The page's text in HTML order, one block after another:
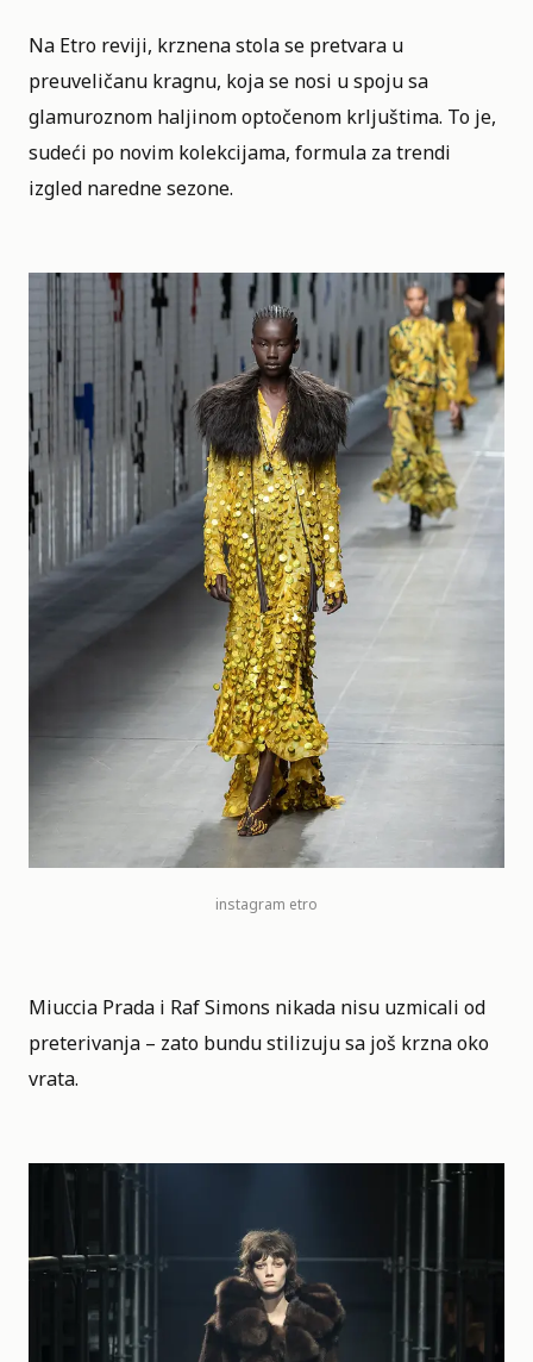
Na Etro reviji, krznena stola se pretvara u
preuveličanu kragnu, koja se nosi u spoju sa
glamuroznom haljinom optočenom krljuštima. To je,
sudeći po novim kolekcijama, formula za trendi
izgled naredne sezone.
instagram etro
Miuccia Prada i Raf Simons nikada nisu uzmicali od
preterivanja – zato bundu stilizuju sa još krzna oko
vrata.